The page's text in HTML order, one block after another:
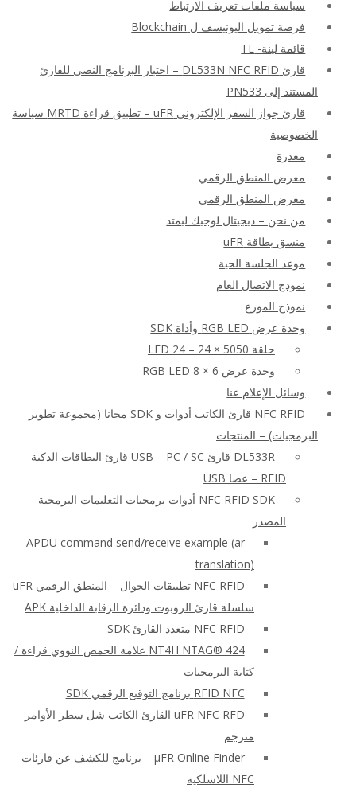
سياسة ملفات تعريف الارتباط
فرصة تمويل اليونيسف ل Blockchain
قائمة لينة- TL
قارئ DL533N NFC RFID – اختبار البرنامج النصي للقارئ
المستند إلى PN533
قارئ جواز السفر الإلكتروني uFR – تطبيق قراءة MRTD سياسة
الخصوصية
معذرة
معرض المنطق الرقمي
معرض المنطق الرقمي
من نحن – ديجيتال لوجيك ليمتد
منسق بطاقة uFR
موعد الجلسة الحية
نموذج الاتصال العام
نموذج الموزع
وحدة عرض RGB LED وأداة SDK
حلقة LED 24 – 24 × 5050
وحدة عرض RGB LED 8 × 6
وسائل الإعلام عنا
NFC RFID قارئ الكاتب أدوات و SDK مجانا (مجموعة تطوير
البرمجيات) – المنتجات
DL533R قارئ USB – PC / SC قارئ البطاقات الذكية
RFID – عصا USB
NFC RFID SDK أدوات برمجيات التعليمات البرمجية
المصدر
APDU command send/receive example (ar
translation)
NFC RFID تطبيقات الجوال – المنطق الرقمي uFR
سلسلة قارئ الروبوت ودائرة الرقابة الداخلية APK
NFC RFID متعدد القارئ SDK
NT4H NTAG® 424 علامة الحمض النووي قراءة /
كتابة البرمجيات
RFID NFC برنامج التوقيع الرقمي SDK
uFR NFC RFD القارئ الكاتب شل سطر الأوامر
مترجم
μFR Online Finder – برنامج للكشف عن قارئات
NFC اللاسلكية